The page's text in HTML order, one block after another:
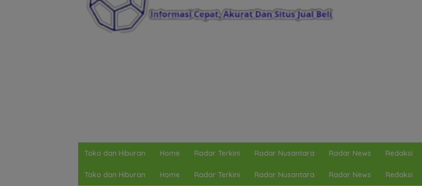
Toko dan Hiburan Home Radar Terkini Radar Nusantara Radar News Redaksi
Toko dan Hiburan Home Radar Terkini Radar Nusantara Radar News Redaksi